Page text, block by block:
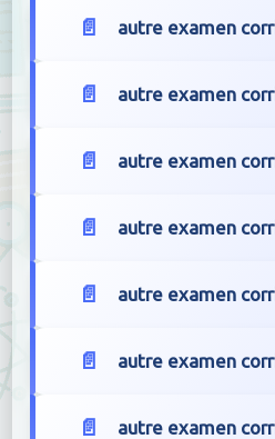
autre examen
autre examen
autre examen
autre examen
autre examen
autre examen
autre examen